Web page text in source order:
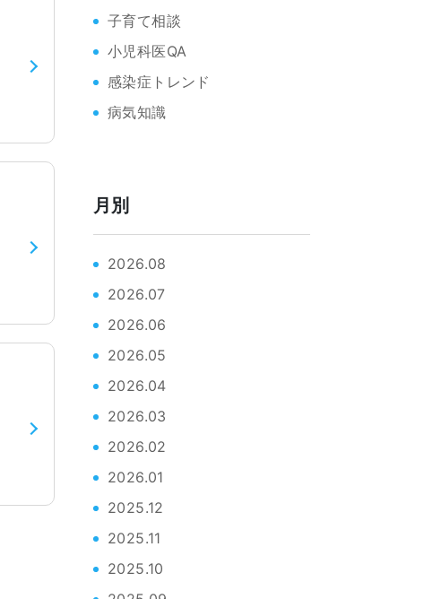
子育て相談
小児科医QA
感染症トレンド
病気知識
月別
2026.08
2026.07
2026.06
2026.05
2026.04
2026.03
2026.02
2026.01
2025.12
2025.11
2025.10